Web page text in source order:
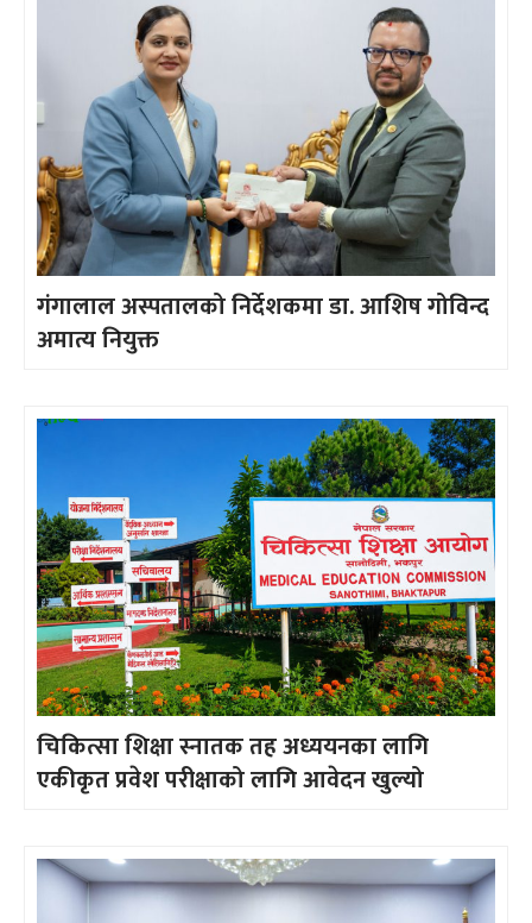
गंगालाल अस्पतालको निर्देशकमा डा. आशिष गोविन्द
अमात्य नियुक्त
चिकित्सा शिक्षा स्नातक तह अध्ययनका लागि
एकीकृत प्रवेश परीक्षाको लागि आवेदन खुल्यो